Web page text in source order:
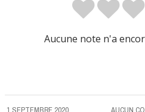
Aucune note n'a
1 SEPTEMBRE 2020 AUCUN